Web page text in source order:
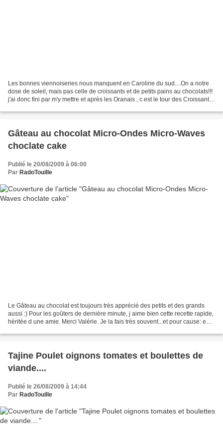
Les bonnes viennoiseries nous manquent en Caroline du sud....On a notre
dose de soleil, mais pas celle de croissants et de petits pains au chocolats!!!
j'ai donc fini par m'y mettre et après les Oranais , c est le tour des Croissants.
Gâteau au chocolat Micro-Ondes Micro-Waves
choclate cake
Publié le 20/08/2009 à 06:00
Par RadoTouille
Le Gâteau au chocolat est toujours très apprécié des petits et des grands
aussi :) Pour les goûters de dernière minute, j aime bien cette recette rapide,
héritée d une amie. Merci Valérie. Je la fais très souvent...et pour cause: en
Tajine Poulet oignons tomates et boulettes de
viande....
Publié le 26/08/2009 à 14:44
Par RadoTouille